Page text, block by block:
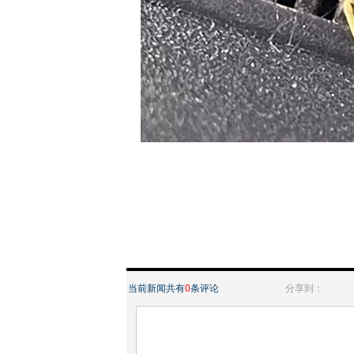
当前新闻共有0条评论 分享到：